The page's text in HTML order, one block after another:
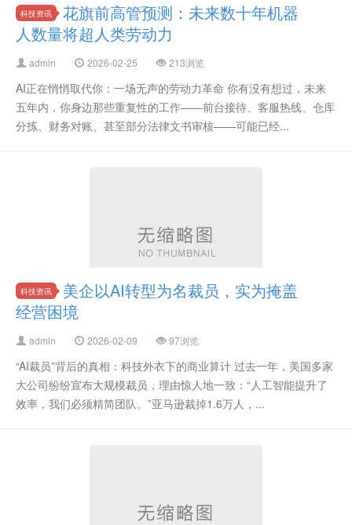
科技资讯
花旗前高管预测：未来数十年机器
人数量将超人类劳动力
admin 2026-02-25 213浏览
AI正在悄悄取代你：一场无声的劳动力革命 你有没有想过，未来
五年内，你身边那些重复性的工作——前台接待、客服热线、仓库
分拣、财务对账、甚至部分法律文书审核——可能已经...
科技资讯
美企以AI转型为名裁员，实为掩盖
经营困境
admin 2026-02-09 97浏览
“AI裁员”背后的真相：科技外衣下的商业算计 过去一年，美国多家
大公司纷纷宣布大规模裁员，理由惊人地一致：“人工智能提升了
效率，我们必须精简团队。”亚马逊裁掉1.6万人，...